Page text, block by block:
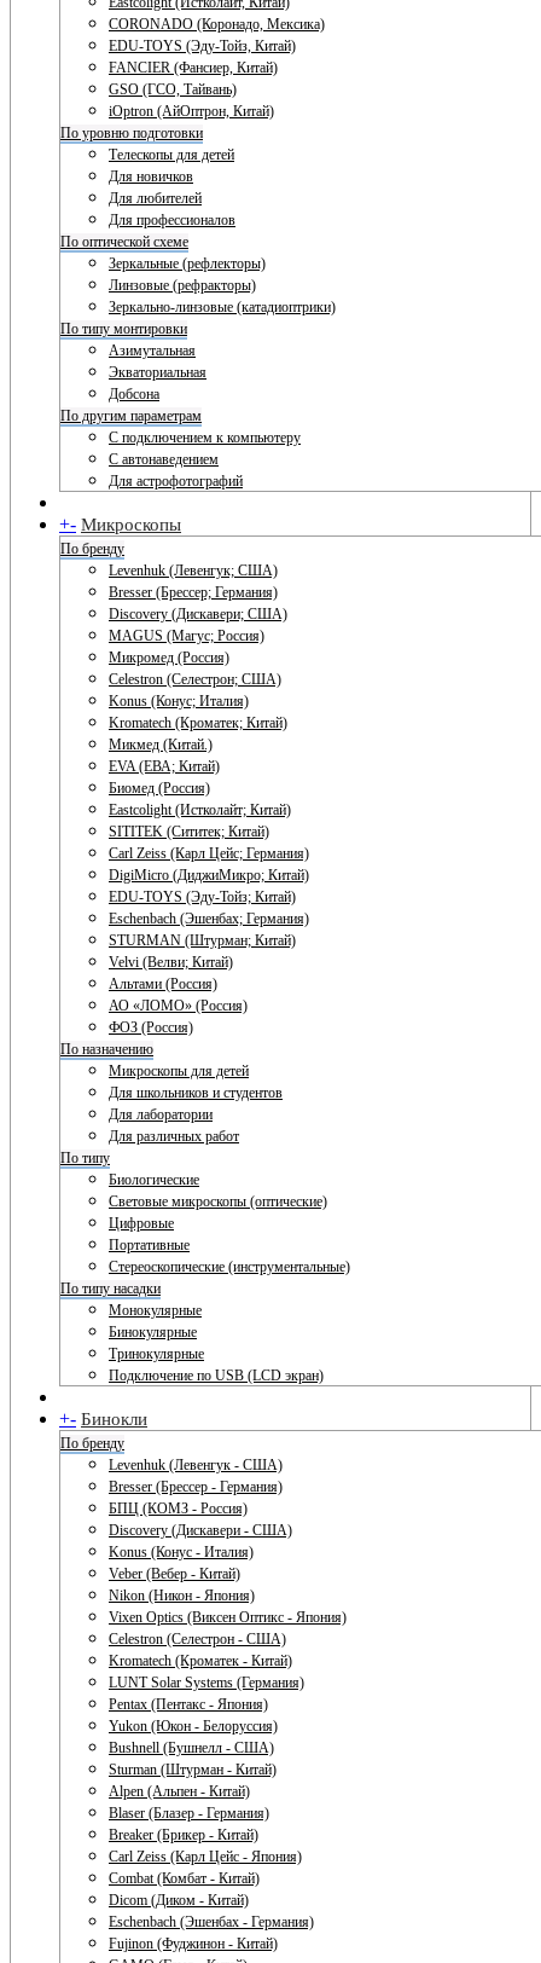
CORONADO (Коронадо, Мексика)
EDU-TOYS (Эду-Тойз, Китай)
FANCIER (Фансиер, Китай)
GSO (ГСО, Тайвань)
iOptron (АйОптрон, Китай)
По уровню подготовки
Телескопы для детей
Для новичков
Для любителей
Для профессионалов
По оптической схеме
Зеркальные (рефлекторы)
Линзовые (рефракторы)
Зеркально-линзовые (катадиоптрики)
По типу монтировки
Азимутальная
Экваториальная
Добсона
По другим параметрам
С подключением к компьютеру
С автонаведением
Для астрофотографий
+- Микроскопы
По бренду
Levenhuk (Левенгук; США)
Bresser (Брессер; Германия)
Discovery (Дискавери; США)
MAGUS (Магус; Россия)
Микромед (Россия)
Celestron (Селестрон; США)
Konus (Конус; Италия)
Kromatech (Кроматек; Китай)
Микмед (Китай.)
EVA (ЕВА; Китай)
Биомед (Россия)
Eastcolight (Истколайт; Китай)
SITITEK (Сититек; Китай)
Carl Zeiss (Карл Цейс; Германия)
DigiMicro (ДиджиМикро; Китай)
EDU-TOYS (Эду-Тойз; Китай)
Eschenbach (Эшенбах; Германия)
STURMAN (Штурман; Китай)
Velvi (Велви; Китай)
Альтами (Россия)
АО «ЛОМО» (Россия)
ФОЗ (Россия)
По назначению
Микроскопы для детей
Для школьников и студентов
Для лаборатории
Для различных работ
По типу
Биологические
Световые микроскопы (оптические)
Цифровые
Портативные
Стереоскопические (инструментальные)
По типу насадки
Монокулярные
Бинокулярные
Тринокулярные
Подключение по USB (LCD экран)
+- Бинокли
По бренду
Levenhuk (Левенгук - США)
Bresser (Брессер - Германия)
БПЦ (КОМЗ - Россия)
Discovery (Дискавери - США)
Konus (Конус - Италия)
Veber (Вебер - Китай)
Nikon (Никон - Япония)
Vixen Optics (Виксен Оптикс - Япония)
Celestron (Селестрон - США)
Kromatech (Кроматек - Китай)
LUNT Solar Systems (Германия)
Pentax (Пентакс - Япония)
Yukon (Юкон - Белоруссия)
Bushnell (Бушнелл - США)
Sturman (Штурман - Китай)
Alpen (Альпен - Китай)
Blaser (Блазер - Германия)
Breaker (Брикер - Китай)
Carl Zeiss (Карл Цейс - Япония)
Combat (Комбат - Китай)
Dicom (Диком - Китай)
Eschenbach (Эшенбах - Германия)
Fujinon (Фуджинон - Китай)